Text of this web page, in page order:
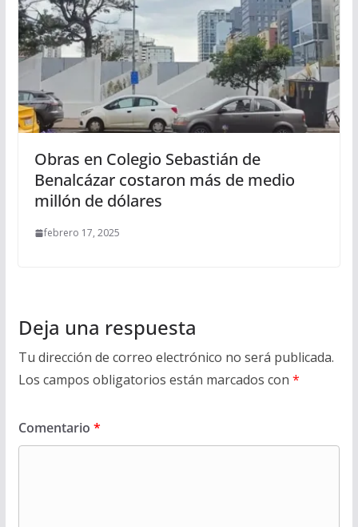
Obras en Colegio Sebastián de
Benalcázar costaron más de medio
millón de dólares
febrero 17, 2025
Deja una respuesta
Tu dirección de correo electrónico no será publicada.
Los campos obligatorios están marcados con *
Comentario *